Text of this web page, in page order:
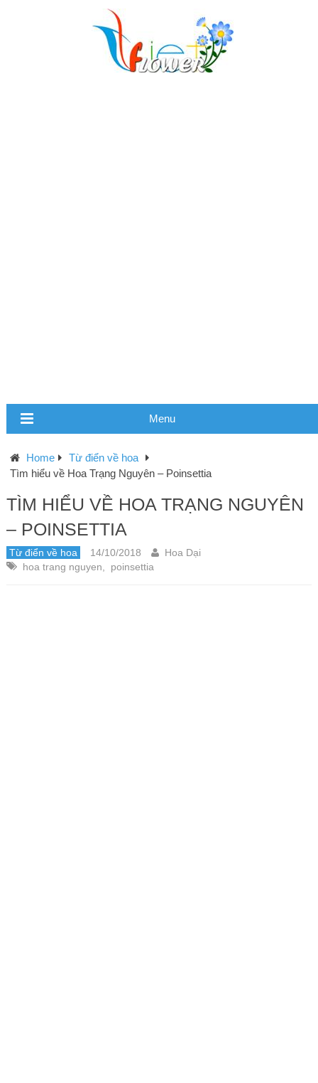
Menu
Home
Từ điển về hoa
Tìm hiểu về Hoa Trạng Nguyên – Poinsettia
TÌM HIỂU VỀ HOA TRẠNG NGUYÊN
– POINSETTIA
Từ điển về hoa 14/10/2018
Hoa Dại
hoa trang nguyen
poinsettia